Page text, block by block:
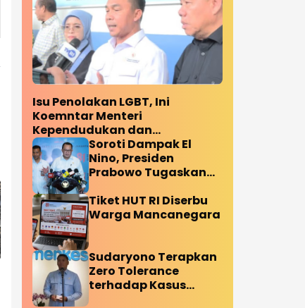
Isu Penolakan LGBT, Ini
Koemntar Menteri
Kependudukan dan
Pembangunan Keluarga
Soroti Dampak El
Nino, Presiden
Prabowo Tugaskan
Riset Sumber Air
Tiket HUT RI Diserbu
Warga Mancanegara
Sudaryono Terapkan
Zero Tolerance
terhadap Kasus